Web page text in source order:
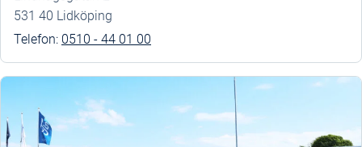
531 40 Lidköping
Telefon: 0510 - 44 01 00